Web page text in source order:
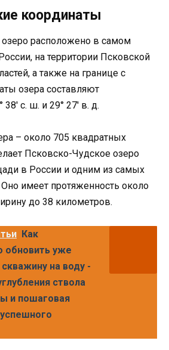
координаты
расположено в самом
на территории Псковской
а также на границе с
озера составляют
с. ш. и 29° 27′ в. д.
– около 705 квадратных
Псковско-Чудское озеро
в России и одним из самых
имеет протяженность около
до 38 километров.
Как
обновить уже
на воду -
ствола
и пошаговая